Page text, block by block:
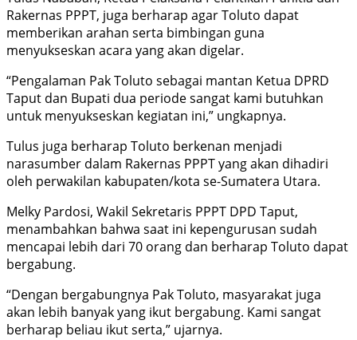
Rakernas PPPT, juga berharap agar Toluto dapat
memberikan arahan serta bimbingan guna
menyukseskan acara yang akan digelar.
“Pengalaman Pak Toluto sebagai mantan Ketua DPRD
Taput dan Bupati dua periode sangat kami butuhkan
untuk menyukseskan kegiatan ini,” ungkapnya.
Tulus juga berharap Toluto berkenan menjadi
narasumber dalam Rakernas PPPT yang akan dihadiri
oleh perwakilan kabupaten/kota se-Sumatera Utara.
Melky Pardosi, Wakil Sekretaris PPPT DPD Taput,
menambahkan bahwa saat ini kepengurusan sudah
mencapai lebih dari 70 orang dan berharap Toluto dapat
bergabung.
“Dengan bergabungnya Pak Toluto, masyarakat juga
akan lebih banyak yang ikut bergabung. Kami sangat
berharap beliau ikut serta,” ujarnya.